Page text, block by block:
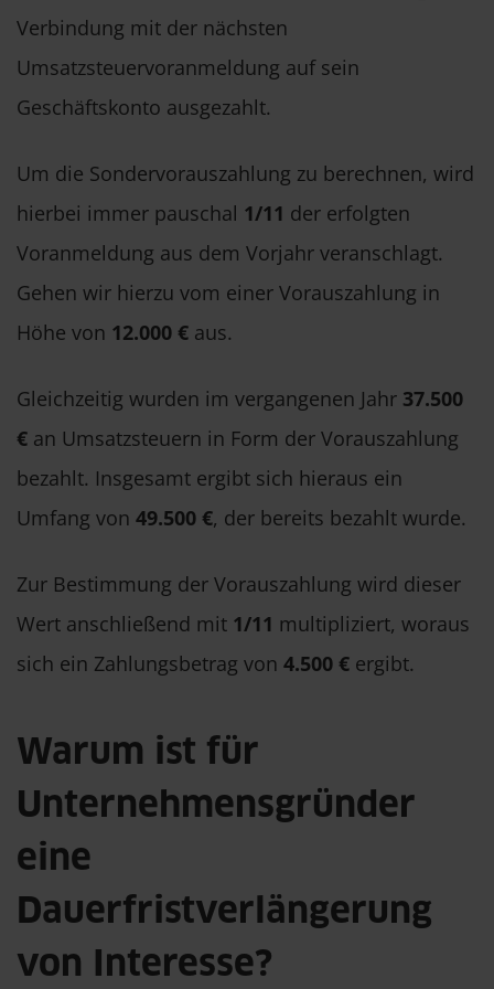
Verbindung mit der nächsten
Umsatzsteuervoranmeldung auf sein
Geschäftskonto ausgezahlt.
Um die Sondervorauszahlung zu berechnen, wird
hierbei immer pauschal 1/11 der erfolgten
Voranmeldung aus dem Vorjahr veranschlagt.
Gehen wir hierzu vom einer Vorauszahlung in
Höhe von 12.000 € aus.
Gleichzeitig wurden im vergangenen Jahr 37.500
€ an Umsatzsteuern in Form der Vorauszahlung
bezahlt. Insgesamt ergibt sich hieraus ein
Umfang von 49.500 €, der bereits bezahlt wurde.
Zur Bestimmung der Vorauszahlung wird dieser
Wert anschließend mit 1/11 multipliziert, woraus
sich ein Zahlungsbetrag von 4.500 € ergibt.
Warum ist für
Unternehmensgründer
eine
Dauerfristverlängerung
von Interesse?